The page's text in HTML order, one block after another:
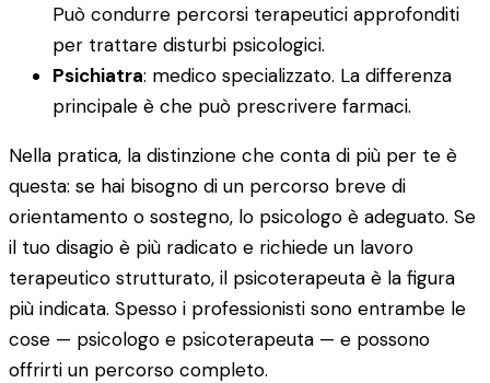
Può condurre percorsi terapeutici approfonditi
per trattare disturbi psicologici.
Psichiatra: medico specializzato. La differenza
principale è che può prescrivere farmaci.
Nella pratica, la distinzione che conta di più per te è
questa: se hai bisogno di un percorso breve di
orientamento o sostegno, lo psicologo è adeguato. Se
il tuo disagio è più radicato e richiede un lavoro
terapeutico strutturato, il psicoterapeuta è la figura
più indicata. Spesso i professionisti sono entrambe le
cose — psicologo e psicoterapeuta — e possono
offrirti un percorso completo.